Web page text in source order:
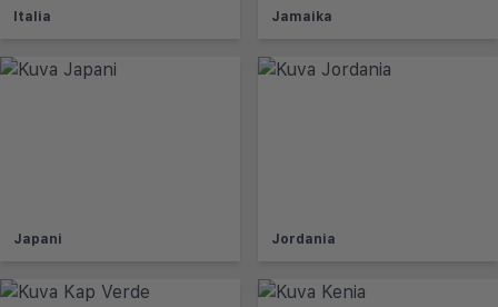
Italia Jamaika
Japani Jordania